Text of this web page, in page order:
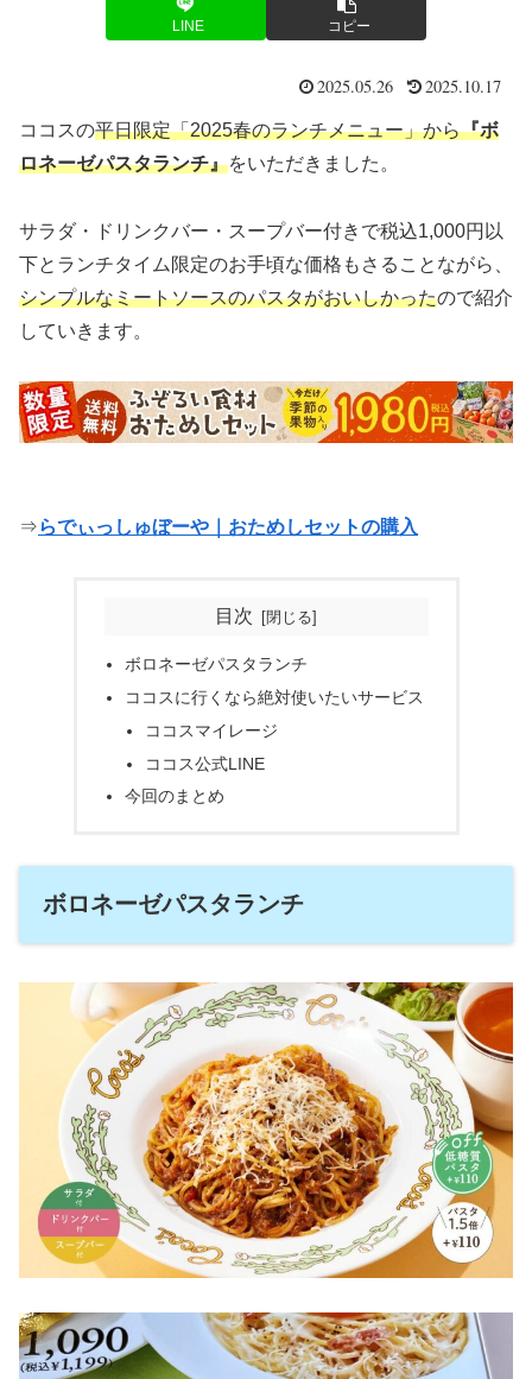
LINE コピー
2025.05.26 2025.10.17
ココスの平日限定「2025春のランチメニュー」から『ボ
ロネーゼパスタランチ』をいただきました。
サラダ・ドリンクバー・スープバー付きで税込1,000円以
下とランチタイム限定のお手頃な価格もさることながら、
シンプルなミートソースのパスタがおいしかったので紹介
していきます。
⇒らでぃっしゅぼーや｜おためしセットの購入
目次
ボロネーゼパスタランチ
ココスに行くなら絶対使いたいサービス
ココスマイレージ
ココス公式LINE
今回のまとめ
ボロネーゼパスタランチ